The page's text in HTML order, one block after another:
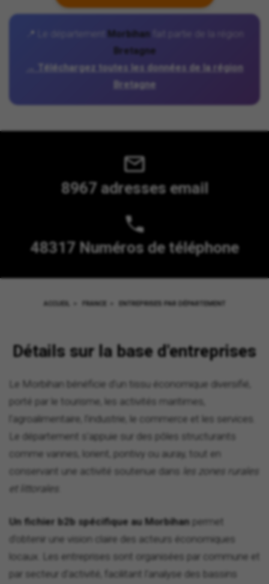
📍 Le département Morbihan
Bretagne
→ Téléchargez toutes les données de la région
Bretagne
8967 adresses email
48317 Numéros de téléphone
ACCUEIL FRANCE ENTREPRISES PAR DÉPARTEMENT
Détails sur la base d'entreprises
Le Morbihan bénéficie d'un tissu économique diversifié,
porté par le tourisme, les activités maritimes,
l'agroalimentaire, l'industrie, le commerce et les services.
Le département s'appuie sur des pôles structurants
comme vannes, lorient, pontivy ou auray, tout en
conservant une activité soutenue dans
les zones rurales
et littorales
Un fichier b2b spécifique au Morbihan permet
d'obtenir une vision claire des acteurs économiques
locaux. Les entreprises sont organisées par commune et
par secteur d'activité, facilitant l'analyse des bassins